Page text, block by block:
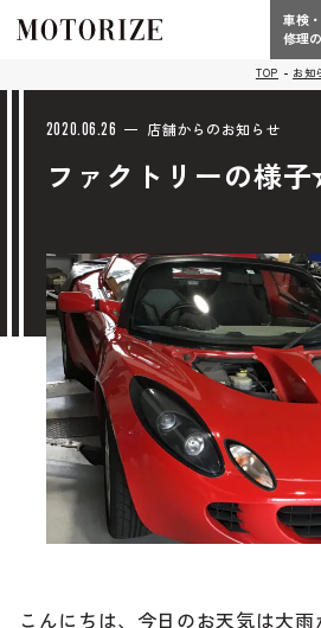
こだわり
輸入車買取査定依頼
中古車販売・在庫車情報
車検・整備・修理のご依頼
中古車探しのご依頼/その他
お問い合わせフォーム
Phone
電話受付時間 10:00 - 18:30
058-247-
タップで電話がかか
お問い合わせ総
058-247-
タップで電話がかか
Contact Form
お問い合わせフォームはこち
車検
修理
TOP お知
2020.06.26 店舗からのお知らせ
ファクトリーの様
こんにちは、今日のお天気は大